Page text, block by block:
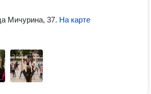
Мичурина, 37. На карте